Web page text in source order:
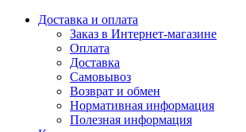
Доставка и оплата
Заказ в Интернет-магазине
Оплата
Доставка
Самовывоз
Возврат и обмен
Нормативная информация
Полезная информация